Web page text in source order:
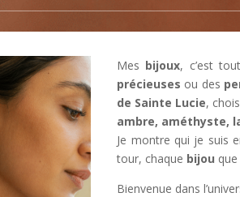
Mes bijoux, c’est
précieuses ou des
de Sainte Lucie,
ambre, améthyste,
Je montre qui je suis
tour, chaque bijou
Bienvenue dans